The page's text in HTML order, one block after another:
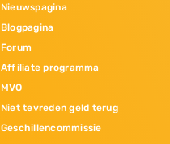
Nieuwspagina
Blogpagina
Forum
Affiliate programma
MVO
Niet tevreden geld terug
Geschillencommissie